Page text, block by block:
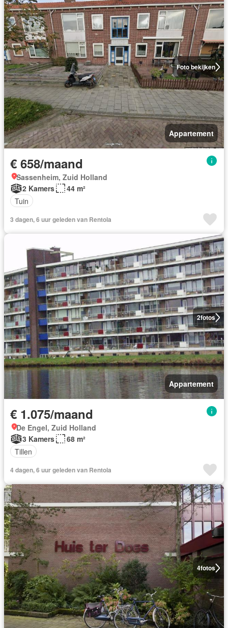
Foto bekijken
Appartement
€ 658/maand
Sassenheim, Zuid Holland
2 Kamers
44 m²
Tuin
3 dagen, 6 uur geleden van Rentola
2fotos
Appartement
€ 1.075/maand
De Engel, Zuid Holland
3 Kamers
68 m²
Tillen
4 dagen, 6 uur geleden van Rentola
4fotos